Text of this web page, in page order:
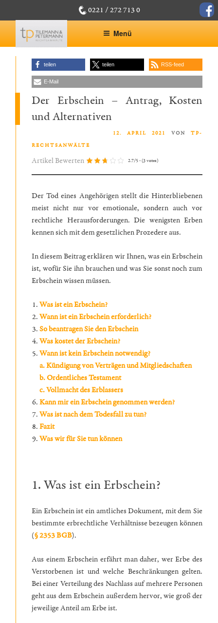
Inhalt
springen
0221 / 272 713 0
Menü
teilen teilen RSS-feed
E-Mail
Der Erbschein – Antrag, Kosten
und Alternativen
12. APRIL 2021 VONTP-
RECHTSANWÄLTE
Artikel Bewerten 2.7/5 - (3 votes)
Der Tod eines Angehörigen stellt die Hinterbliebenen
meist nicht nur vor emotionale, sondern auch vor
rechtliche Herausforderungen. Die wenigsten Erben
kennen sich mit dem gesetzlichen Prozedere aus.
In diesem Beitrag erklären wir Ihnen, was ein Erbschein
ist, wofür Sie ihn brauchen und was Sie sonst noch zum
Erbschein wissen müssen.
Was ist ein Erbschein?
Wann ist ein Erbschein erforderlich?
So beantragen Sie den Erbschein
Was kostet der Erbschein?
Wann ist kein Erbschein notwendig?
a. Kündigung von Verträgen und Mitgliedschaften
b. Ordentliches Testament
c. Vollmacht des Erblassers
Kann mir ein Erbschein genommen werden?
Was ist nach dem Todesfall zu tun?
Fazit
Was wir für Sie tun können
1. Was ist ein Erbschein?
Ein Erbschein ist ein amtliches Dokument, mit dem Sie
bestimmte erbrechtliche Verhältnisse bezeugen können
(§ 2353 BGB).
Aus einem Erbschein erfährt man daher, wer Erbe des
Verstorbenen ist und welche Beschränkungen gelten.
Bei einer Verteilung des Nachlass auf mehrere Personen
geht aus dem Erbschein außerdem hervor, wie groß der
jeweilige Anteil am Erbe ist.